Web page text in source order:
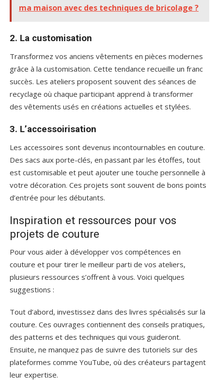
ma maison avec des techniques de bricolage ?
2. La customisation
Transformez vos anciens vêtements en pièces modernes
grâce à la customisation. Cette tendance recueille un franc
succès. Les ateliers proposent souvent des séances de
recyclage où chaque participant apprend à transformer
des vêtements usés en créations actuelles et stylées.
3. L’accessoirisation
Les accessoires sont devenus incontournables en couture.
Des sacs aux porte-clés, en passant par les étoffes, tout
est customisable et peut ajouter une touche personnelle à
votre décoration. Ces projets sont souvent de bons points
d’entrée pour les débutants.
Inspiration et ressources pour vos
projets de couture
Pour vous aider à développer vos compétences en
couture et pour tirer le meilleur parti de vos ateliers,
plusieurs ressources s’offrent à vous. Voici quelques
suggestions :
Tout d’abord, investissez dans des livres spécialisés sur la
couture. Ces ouvrages contiennent des conseils pratiques,
des patterns et des techniques qui vous guideront.
Ensuite, ne manquez pas de suivre des tutoriels sur des
plateformes comme YouTube, où des créateurs partagent
leur expertise.